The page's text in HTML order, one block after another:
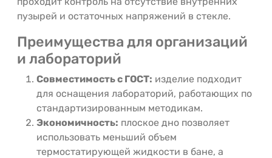
пузырей и остаточных напряжений в стекле.
Преимущества для организаций
и лабораторий
Совместимость с ГОСТ: изделие подходит
для оснащения лабораторий, работающих по
стандартизированным методикам.
Экономичность: плоское дно позволяет
использовать меньший объем
термостатирующей жидкости в бане, а